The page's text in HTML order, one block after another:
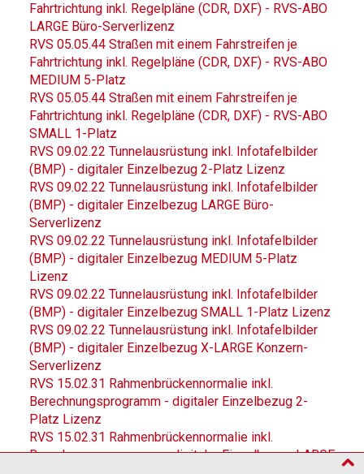
Fahrtrichtung inkl. Regelpläne (CDR, DXF) - RVS-ABO
LARGE Büro-Serverlizenz
RVS 05.05.44 Straßen mit einem Fahrstreifen je
Fahrtrichtung inkl. Regelpläne (CDR, DXF) - RVS-ABO
MEDIUM 5-Platz
RVS 05.05.44 Straßen mit einem Fahrstreifen je
Fahrtrichtung inkl. Regelpläne (CDR, DXF) - RVS-ABO
SMALL 1-Platz
RVS 09.02.22 Tunnelausrüstung inkl. Infotafelbilder
(BMP) - digitaler Einzelbezug 2-Platz Lizenz
RVS 09.02.22 Tunnelausrüstung inkl. Infotafelbilder
(BMP) - digitaler Einzelbezug LARGE Büro-
Serverlizenz
RVS 09.02.22 Tunnelausrüstung inkl. Infotafelbilder
(BMP) - digitaler Einzelbezug MEDIUM 5-Platz
Lizenz
RVS 09.02.22 Tunnelausrüstung inkl. Infotafelbilder
(BMP) - digitaler Einzelbezug SMALL 1-Platz Lizenz
RVS 09.02.22 Tunnelausrüstung inkl. Infotafelbilder
(BMP) - digitaler Einzelbezug X-LARGE Konzern-
Serverlizenz
RVS 15.02.31 Rahmenbrückennormalie inkl.
Berechnungsprogramm - digitaler Einzelbezug 2-
Platz Lizenz
RVS 15.02.31 Rahmenbrückennormalie inkl.
Berechnungsprogramm - digitaler Einzelbezug LARGE